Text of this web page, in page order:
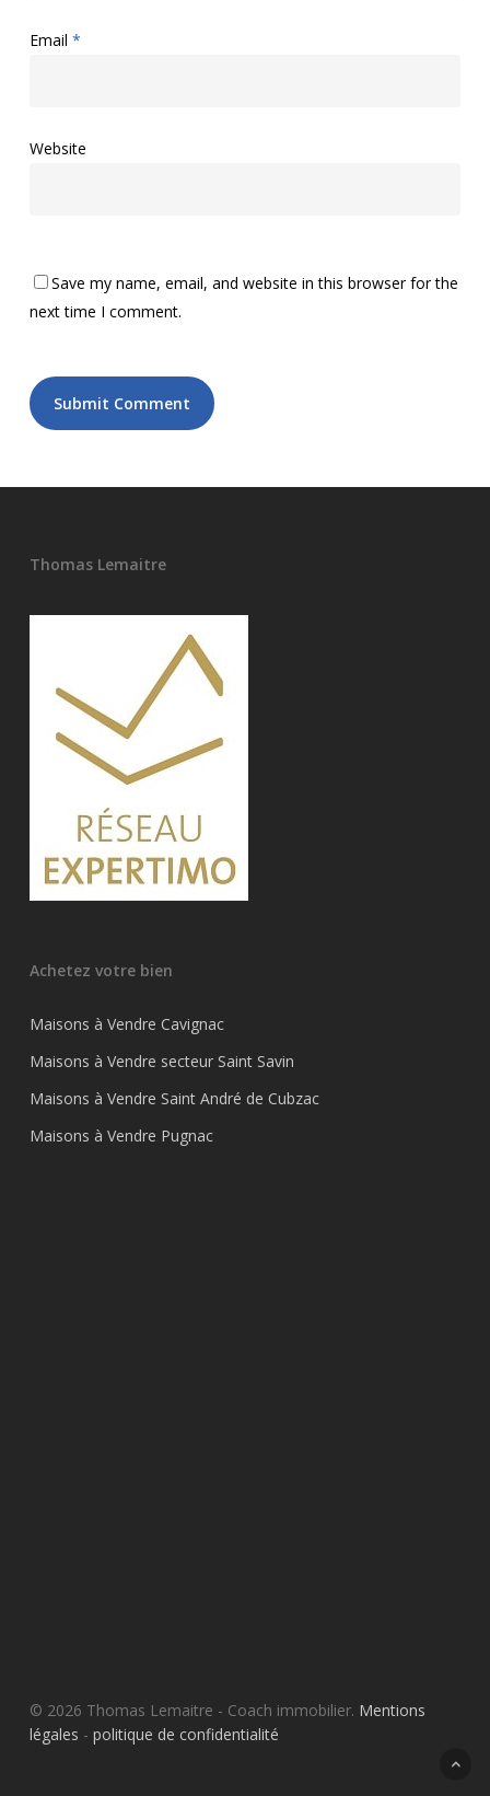
Email *
Website
Save my name, email, and website in this browser for the
next time I comment.
Thomas Lemaitre
Achetez votre bien
Maisons à Vendre Cavignac
Maisons à Vendre secteur Saint Savin
Maisons à Vendre Saint André de Cubzac
Maisons à Vendre Pugnac
© 2026 Thomas Lemaitre - Coach immobilier. Mentions
légales - politique de confidentialité